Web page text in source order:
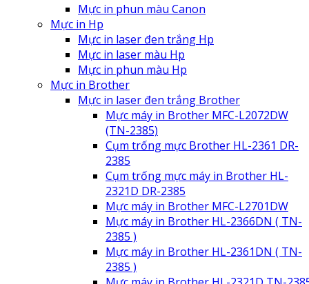
Mực in phun màu Canon
Mực in Hp
Mực in laser đen trắng Hp
Mực in laser màu Hp
Mực in phun màu Hp
Mực in Brother
Mực in laser đen trắng Brother
Mực máy in Brother MFC-L2072DW
(TN-2385)
Cụm trống mực Brother HL-2361 DR-
2385
Cụm trống mực máy in Brother HL-
2321D DR-2385
Mực máy in Brother MFC-L2701DW
Mực máy in Brother HL-2366DN ( TN-
2385 )
Mực máy in Brother HL-2361DN ( TN-
2385 )